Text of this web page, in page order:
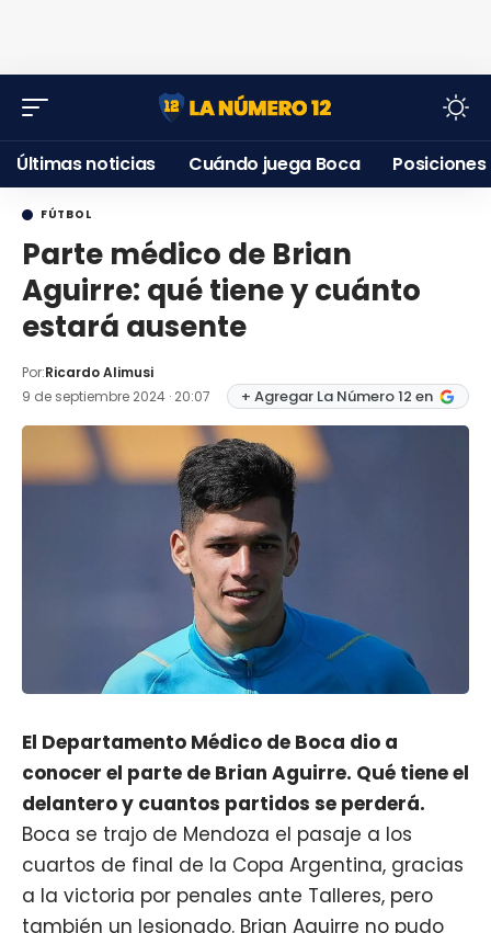
Últimas noticias Cuándo juega Boca Posiciones
FÚTBOL
Parte médico de Brian
Aguirre: qué tiene y cuánto
estará ausente
Por:Ricardo Alimusi
9 de septiembre 2024 · 20:07
+ Agregar La Número 12 en
El Departamento Médico de Boca dio a
conocer el parte de Brian Aguirre. Qué tiene el
delantero y cuantos partidos se perderá.
Boca se trajo de Mendoza el pasaje a los
cuartos de final de la Copa Argentina, gracias
a la victoria por penales ante Talleres, pero
también un lesionado. Brian Aguirre no pudo